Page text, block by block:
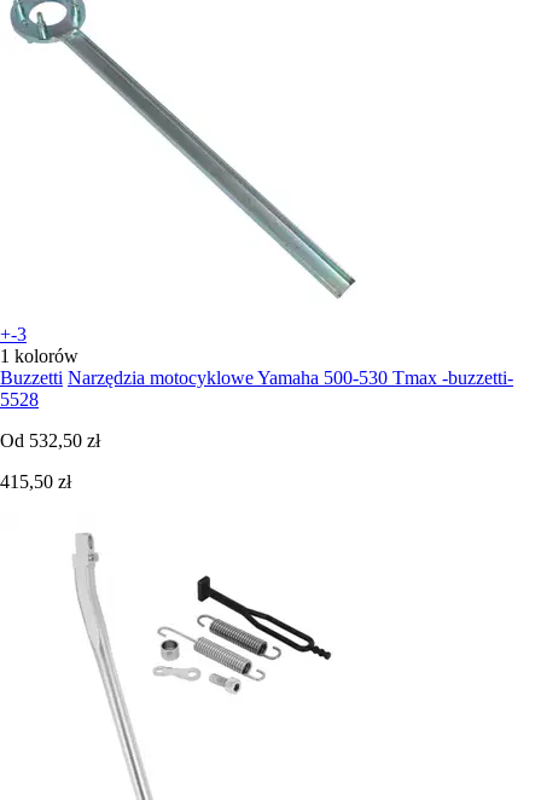
+-3
1 kolorów
Buzzetti Narzędzia motocyklowe Yamaha 500-530 Tmax -buzzetti-
5528
Od 532,50 zł
415,50 zł